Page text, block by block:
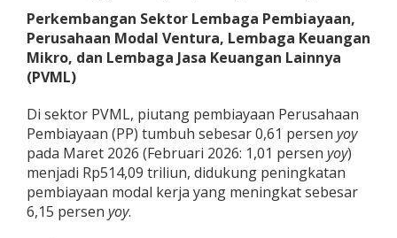
Perkembangan Sektor Lembaga Pembiayaan,
Perusahaan Modal Ventura, Lembaga Keuangan
Mikro, dan Lembaga Jasa Keuangan Lainnya
(PVML)
Di sektor PVML, piutang pembiayaan Perusahaan
Pembiayaan (PP) tumbuh sebesar 0,61 persen yoy
pada Maret 2026 (Februari 2026: 1,01 persen yoy)
menjadi Rp514,09 triliun, didukung peningkatan
pembiayaan modal kerja yang meningkat sebesar
6,15 persen yoy.